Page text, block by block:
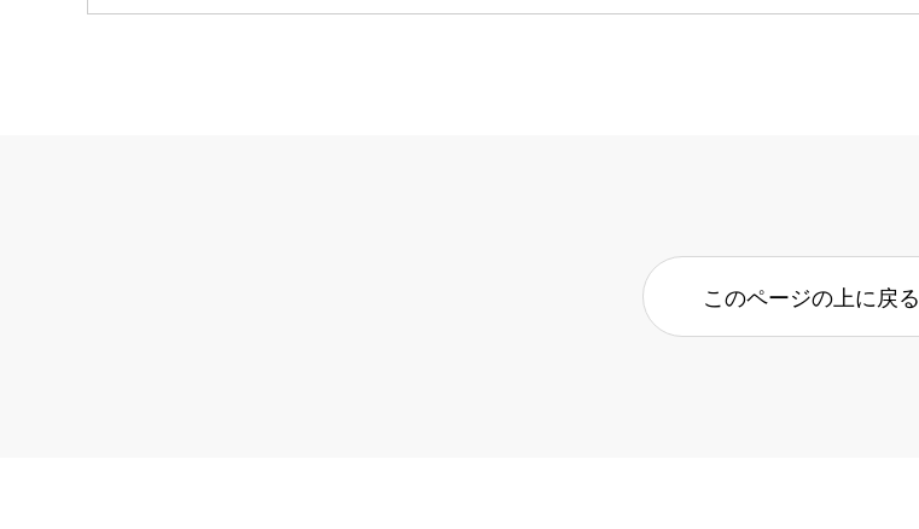
このページの上に戻る